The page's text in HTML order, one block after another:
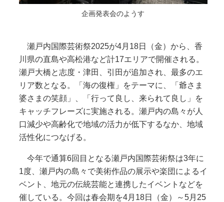
企画発表会のようす
瀬戸内国際芸術祭2025が4月18日（金）から、香
川県の直島や高松港など計17エリアで開催される。
瀬戸大橋と志度・津田、引田が追加され、最多のエ
リア数となる。「海の復権」をテーマに、「爺さま
婆さまの笑顔」、「行って良し、来られて良し」を
キャッチフレーズに実施される。瀬戸内の島々が人
口減少や高齢化で地域の活力が低下するなか、地域
活性化につなげる。
今年で通算6回目となる瀬戸内国際芸術祭は3年に
1度、瀬戸内の島々で美術作品の展示や楽団によるイ
ベント、地元の伝統芸能と連携したイベントなどを
催している。今回は春会期を4月18日（金）～5月25